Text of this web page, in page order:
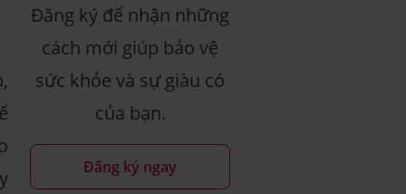
Đăng ký để nhận những
cách mới giúp bảo vệ
sức khỏe và sự giàu có
của bạn.
Đăng ký ngay